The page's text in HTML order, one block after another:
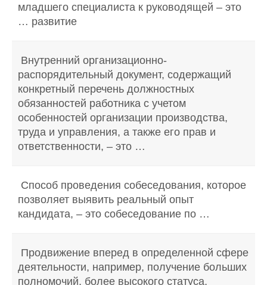
младшего специалиста к руководящей – это
… развитие
Внутренний организационно-
распорядительный документ, содержащий
конкретный перечень должностных
обязанностей работника с учетом
особенностей организации производства,
труда и управления, а также его прав и
ответственности, – это …
Способ проведения собеседования, которое
позволяет выявить реальный опыт
кандидата, – это собеседование по …
Продвижение вперед в определенной сфере
деятельности, например, получение больших
полномочий, более высокого статуса,